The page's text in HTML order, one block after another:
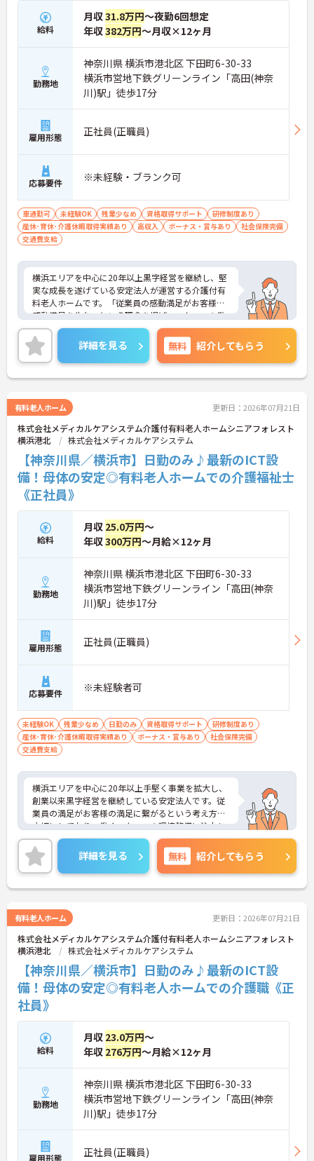
給料
月収31.8万円～夜勤6回想定
年収382万円～月収×12ヶ月
勤務地
神奈川県 横浜市港北区 下田町6-30-33
横浜市営地下鉄グリーンライン「高田(神奈
川)駅」徒歩17分
雇用形態 正社員(正職員)
応募要件 ※未経験・ブランク可
車通勤可 未経験OK 残業少なめ 資格取得サポート
研修制度あり
産休･育休･介護休暇取得実績あり
高収入 ボーナス・賞与あり
社会保険完備
交通費支給
横浜エリアを中心に20年以上黒字経営を継続し、堅
実な成長を遂げている安定法人が運営する介護付有
料老人ホームです。「従業員の感動満足がお客様の
感動満足を生む」という理念を掲げ、スタッフの働
きやすさを第一に考えた環境整備に力を入れていま
す。全拠点共通で「眠りスキャン」やインカム、ケ
ア記録ソフトなどの最新ICT機器を導入しており、業
務の効率化とスタッフの身体的負担の軽減を実現し
ています。介護福祉士の専門資格を高く評価する給
万円以上を目指せる高水準の待遇が魅力です。マネ
ジメント研修など、入職後の成長を後押しする教育
制度も整備されており、入居者様一人ひとりとじっ
くり向き合いながら、高いモチベーションを持って
ご自身のキャリアを磨いていける優れた環境が整っ
ています。
★おすすめPOINT★
【残業が少なく、無理のないペースで働ける環境で
・業務管理体制を整えていることで、退勤後のプラ
イベートな予定を立てやすく、心身のゆとりを保ち
ながら就業できます
・育児時間短縮勤務もあり、ライフスタイルの変化
にも柔軟に対応しながら働き続けることが期待でき
ます
【専門資格が評価され、高い収入を目指せます】
・介護福祉士に特化した手当を支給しており、高い
給与水準を実現することで、保有する資格をしっか
りと収入に還元できます
・永年勤続表彰や業績貢献に対する特別表彰制度を
設けているため、現場での日々の努力や実績が正当
に評価され、モチベーションを高めながら業務に取
【地域に根ざした安定基盤のもとでキャリアを築け
ます】
・横浜エリアで20年以上にわたり、創業から継続し
て黒字経営を達成している確固たる経営基盤のもと
で、将来的な法人の存続不安を感じることなく業務
に集中できます
・マネジメント研修など、継続的な学びの機会が提
供されているため、働きながら介護職としての専門
性や思考力をさらに深めていける環境です
詳細を見る 無料 紹介してもらう
有料老人ホーム 更新日：2026年07月21日
株式会社メディカルケアシステム介護付有料老人ホームシニアフォレスト
横浜港北
株式会社メディカルケアシステム
【神奈川県／横浜市】日勤のみ♪最新のICT設
備！母体の安定◎有料老人ホームでの介護福祉士
《正社員》
給料
月収 25.0万円～
年収300万円～月給×12ヶ月
勤務地
神奈川県 横浜市港北区 下田町6-30-33
横浜市営地下鉄グリーンライン「高田(神奈
川)駅」徒歩17分
雇用形態 正社員(正職員)
応募要件 ※未経験者可
未経験OK 残業少なめ 日勤のみ 資格取得サポート
研修制度あり
産休･育休･介護休暇取得実績あり
ボーナス・賞与あり
社会保険完備
交通費支給
横浜エリアを中心に20年以上手堅く事業を拡大し、
創業以来黒字経営を継続している安定法人です。従
業員の満足がお客様の満足に繋がるという考え方を
大切にしており、働くスタッフの環境整備に注力し
ています。特に介護DXの推進に積極的で、AI音声入
力システムやタブレット記録、睡眠見守りセンサー
等を全社的に導入し、スタッフの業務負担や身体的
負担の軽減を実現しています。給与面では介護福祉
士の資格を高く評価し、充実した手当により安定し
社で運営する研修センターでの無料資格取得支援や
マネジメント研修など、教育制度も整備されていま
す。充実した設備と手厚いバックアップ体制のもと
で、資格を活かして専門性を磨きながら、将来を見
据えて長く働き続けられる環境が整っています。
★おすすめPOINT★
【最新の介護DX導入で業務の負担を軽減できる環境
です】
・AI音声入力システムや睡眠見守りセンサーなどのI
CT設備を導入し、記録業務や夜間の見守り負担を軽
減しています
・インカムを通じてスタッフ同士が常に連携できる
体制により、一人で悩むことなく安心して業務に取
り組めます
【介護福祉士の資格を活かして高い収入水準が期待
できます】
・介護福祉士に特化した処遇改善手当が支給され、
高い給与水準を実現しています
詳細を見る 無料 紹介してもらう
有料老人ホーム 更新日：2026年07月21日
株式会社メディカルケアシステム介護付有料老人ホームシニアフォレスト
横浜港北
株式会社メディカルケアシステム
【神奈川県／横浜市】日勤のみ♪最新のICT設
備！母体の安定◎有料老人ホームでの介護職《正
社員》
給料
月収 23.0万円～
年収 276万円～月給×12ヶ月
勤務地
神奈川県 横浜市港北区 下田町6-30-33
横浜市営地下鉄グリーンライン「高田(神奈
川)駅」徒歩17分
雇用形態 正社員(正職員)